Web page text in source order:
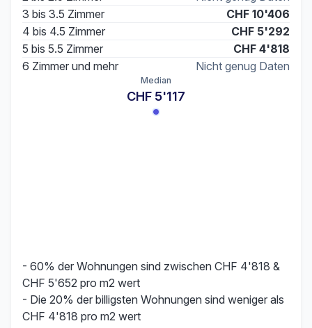
3 bis 3.5 Zimmer
CHF 10'406
4 bis 4.5 Zimmer
CHF 5'292
5 bis 5.5 Zimmer
CHF 4'818
6 Zimmer und mehr
Nicht genug Daten
Median
CHF 5'117
- 60% der Wohnungen sind zwischen CHF 4'818 &
CHF 5'652 pro m2 wert
- Die 20% der billigsten Wohnungen sind weniger als
CHF 4'818 pro m2 wert